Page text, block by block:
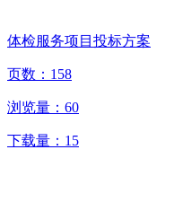
体检服务项目投标方案
页数： 158
浏览量： 60
下载量： 15